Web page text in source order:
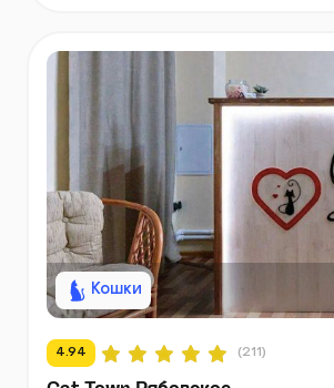
Кошки
4.94 (211)